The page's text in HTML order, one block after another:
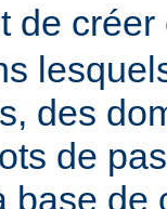
de
des
de
base de